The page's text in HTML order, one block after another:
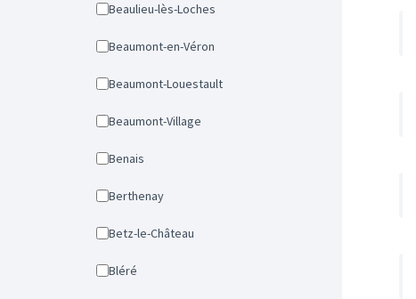
Beaulieu-lès-Loches
Beaumont-en-Véron
Beaumont-Louestault
Beaumont-Village
Benais
Berthenay
Betz-le-Château
Bléré